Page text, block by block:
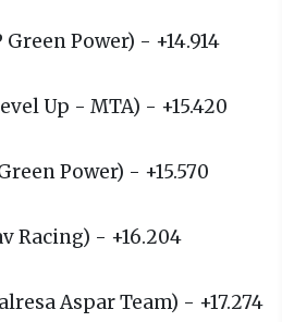
Green Power) - +14.914
Up - MTA) - +15.420
Power) - +15.570
Racing) - +16.204
Aspar Team) - +17.274